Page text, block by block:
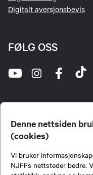
Denne nettsiden
(cookies)
Vi bruker
NJFFs nettsteder bedre.
Digitalt aversjonsbevis
FØLG OSS
jegere og sportsfiskere og et av de
fiske i Norge. Vi er en partipolitisk
naturpolitisk engasjement i mange saker.